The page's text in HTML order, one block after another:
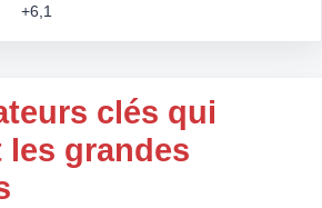
+6,1
clés qui
les grandes